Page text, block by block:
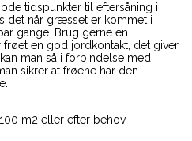
tidspunkter til eftersåning i
det når græsset er kommet i
gange. Brug gerne en
frøet en god jordkontakt, det giver
man så i forbindelse med
sikrer at frøene har den
m2 eller efter behov.